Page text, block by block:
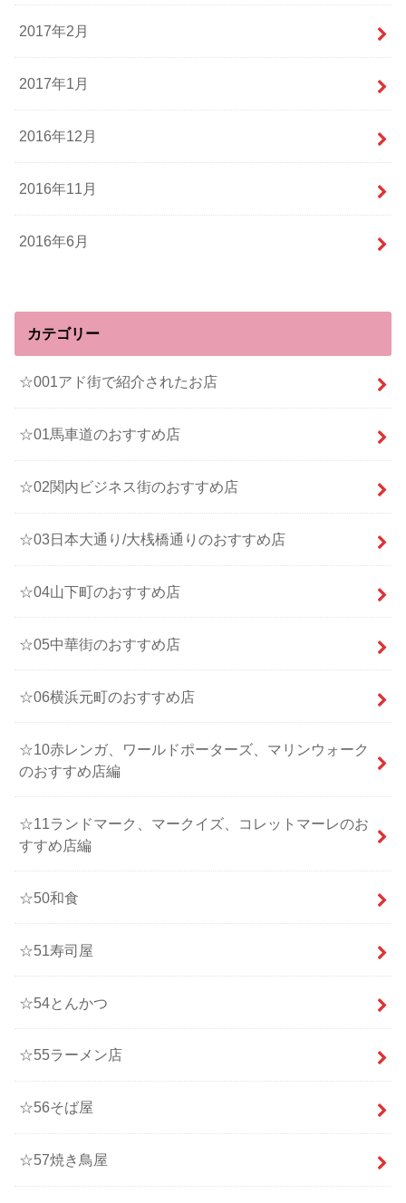
2017年2月
2017年1月
2016年12月
2016年11月
2016年6月
カテゴリー
☆001アド街で紹介されたお店
☆01馬車道のおすすめ店
☆02関内ビジネス街のおすすめ店
☆03日本大通り/大桟橋通りのおすすめ店
☆04山下町のおすすめ店
☆05中華街のおすすめ店
☆06横浜元町のおすすめ店
☆10赤レンガ、ワールドポーターズ、マリンウォーク
のおすすめ店編
☆11ランドマーク、マークイズ、コレットマーレのお
すすめ店編
☆50和食
☆51寿司屋
☆54とんかつ
☆55ラーメン店
☆56そば屋
☆57焼き鳥屋